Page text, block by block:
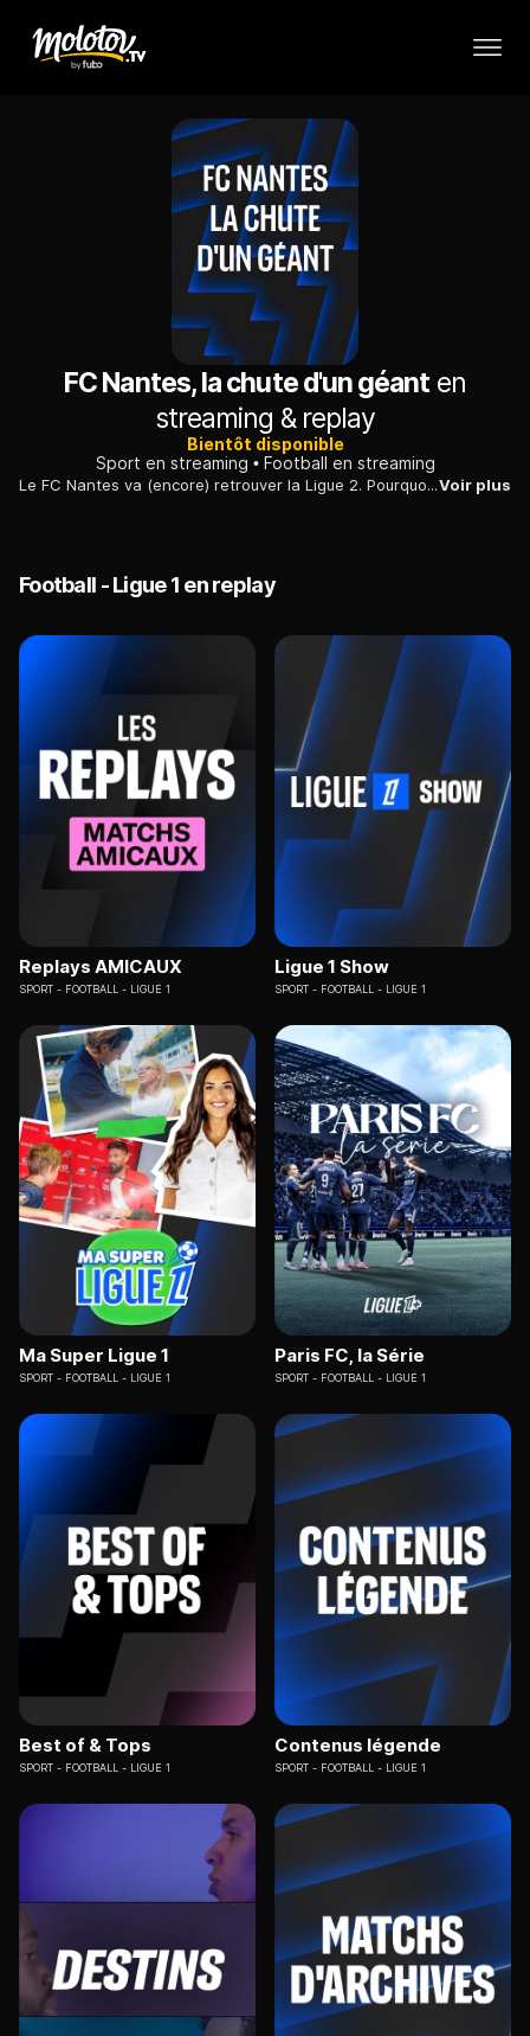
FC Nantes, la chute d'un géanten
streaming & replay
Bientôt disponible
Sport en streaming
Football en streaming
Le FC Nantes va (encore) retrouver la Ligue 2. Pourquoi ? Comment ? Jusqu'à quand ?Voir plus
Football - Ligue 1 en replay
Replays AMICAUX
SPORT FOOTBALL - LIGUE 1
Ligue 1 Show
SPORT FOOTBALL - LIGUE 1
Ma Super Ligue 1
SPORT FOOTBALL - LIGUE 1
Paris FC, la Série
SPORT FOOTBALL - LIGUE 1
Best of & Tops
SPORT FOOTBALL - LIGUE 1
Contenus légende
SPORT FOOTBALL - LIGUE 1